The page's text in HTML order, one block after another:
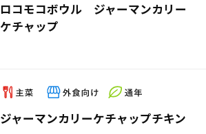
ロコモコボウル ジャーマンカリー
ケチャップ
ジャーマンカリーケチャップチキン